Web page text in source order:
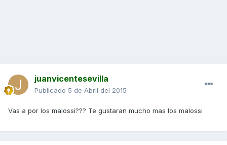
juanvicentesevilla
Publicado 5 de Abril del 2015
Vas a por los malossi??? Te gustaran mucho mas los malossi